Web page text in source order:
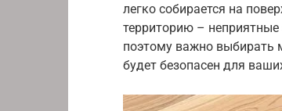
легко собирается на
территорию –
поэтому важно выбирать
будет безопасен для